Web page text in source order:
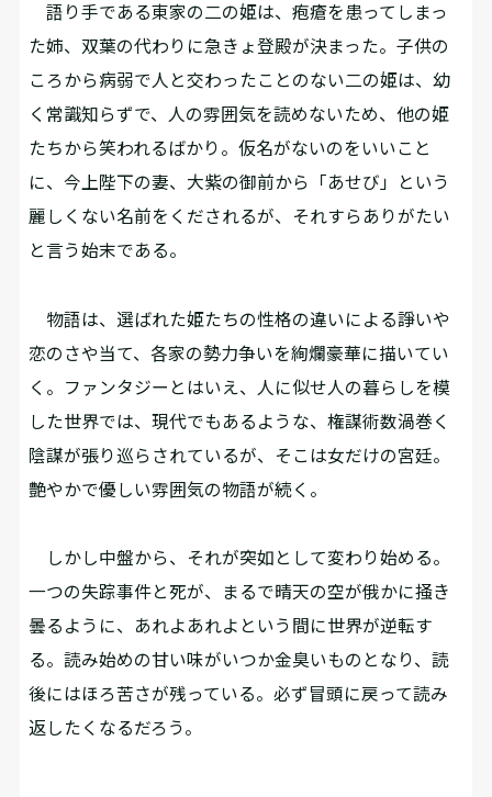
語り手である東家の二の姫は、疱瘡を患ってしまっ
た姉、双葉の代わりに急きょ登殿が決まった。子供の
ころから病弱で人と交わったことのない二の姫は、幼
く常識知らずで、人の雰囲気を読めないため、他の姫
たちから笑われるばかり。仮名がないのをいいこと
に、今上陛下の妻、大紫の御前から「あせび」という
麗しくない名前をくだされるが、それすらありがたい
と言う始末である。
物語は、選ばれた姫たちの性格の違いによる諍いや
恋のさや当て、各家の勢力争いを絢爛豪華に描いてい
く。ファンタジーとはいえ、人に似せ人の暮らしを模
した世界では、現代でもあるような、権謀術数渦巻く
陰謀が張り巡らされているが、そこは女だけの宮廷。
艶やかで優しい雰囲気の物語が続く。
しかし中盤から、それが突如として変わり始める。
一つの失踪事件と死が、まるで晴天の空が俄かに掻き
曇るように、あれよあれよという間に世界が逆転す
る。読み始めの甘い味がいつか金臭いものとなり、読
後にはほろ苦さが残っている。必ず冒頭に戻って読み
返したくなるだろう。